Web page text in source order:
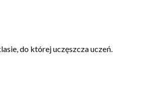
do której uczęszcza uczeń.